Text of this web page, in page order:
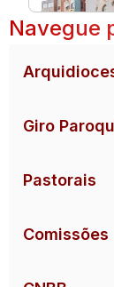
Navegue
Giro
Pastorais
Comissões